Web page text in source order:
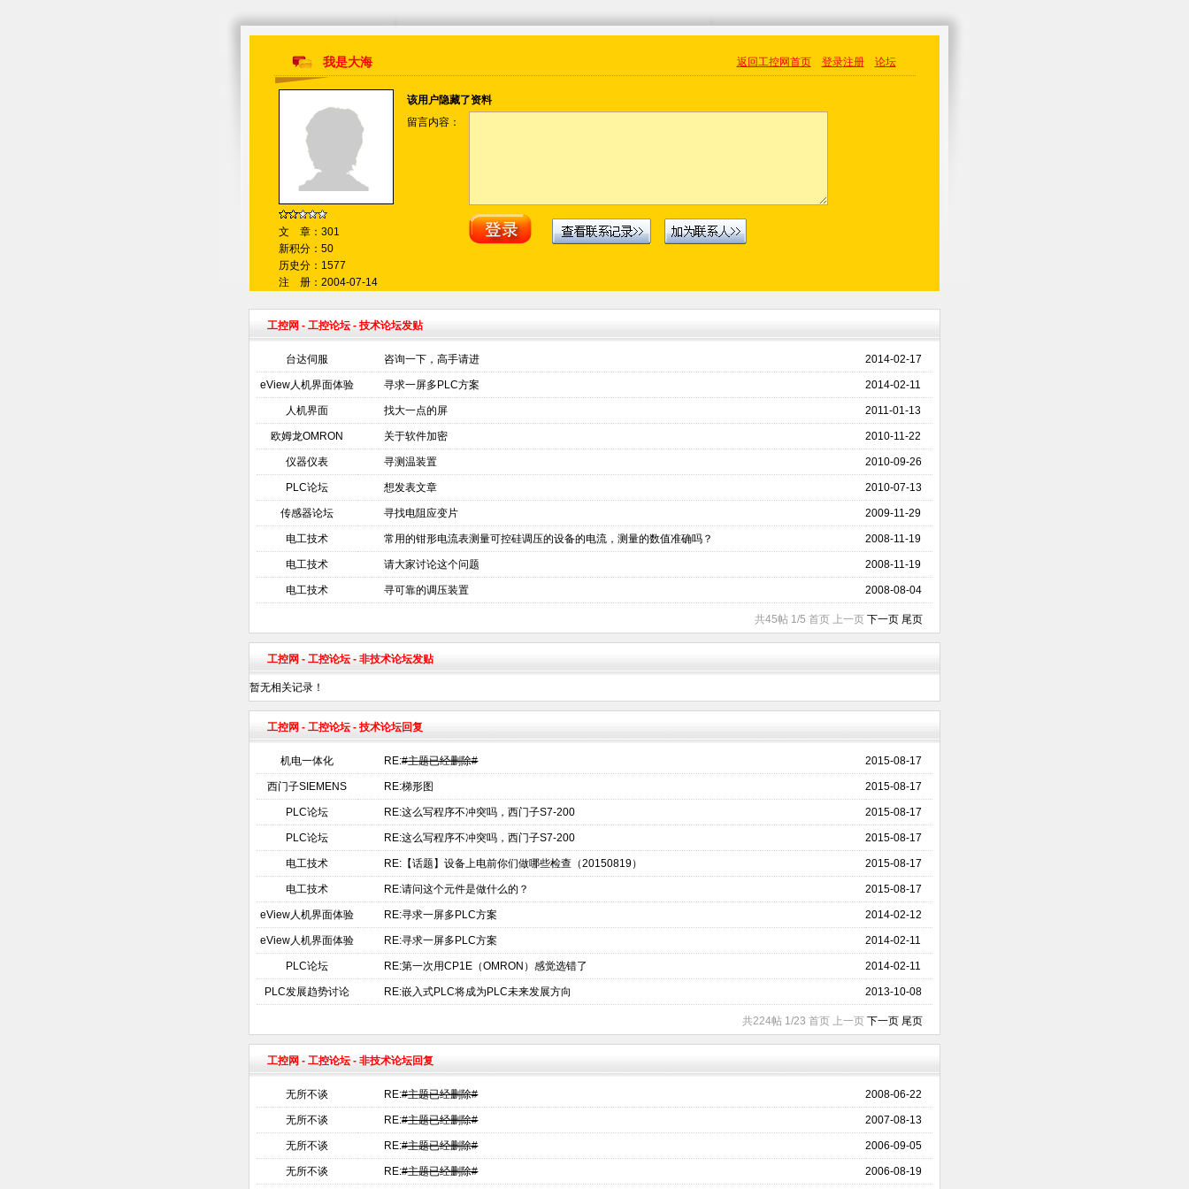
我是大海 返回工控网首页 登录注册 论坛
文 章：301
新积分：50
历史分：1577
注 册：2004-07-14
该用户隐藏了资料
留言内容：
工控网 - 工控论坛- 技术论坛发贴
台达伺服 咨询一下，高手请进 2014-02-17
eView人机界面体验 寻求一屏多PLC方案 2014-02-11
人机界面 找大一点的屏 2011-01-13
欧姆龙OMRON 关于软件加密 2010-11-22
仪器仪表 寻测温装置 2010-09-26
PLC论坛 想发表文章 2010-07-13
传感器论坛 寻找电阻应变片 2009-11-29
电工技术 常用的钳形电流表测量可控硅调压的设备的电流，测量的数值准确吗？ 2008-11-19
电工技术 请大家讨论这个问题 2008-11-19
电工技术 寻可靠的调压装置 2008-08-04
共45帖 1/5 首页 上一页 下一页 尾页
工控网 - 工控论坛- 非技术论坛发贴
暂无相关记录！
工控网 - 工控论坛- 技术论坛回复
机电一体化 RE:#主题已经删除# 2015-08-17
西门子SIEMENS RE:梯形图 2015-08-17
PLC论坛 RE:这么写程序不冲突吗，西门子S7-200 2015-08-17
PLC论坛 RE:这么写程序不冲突吗，西门子S7-200 2015-08-17
电工技术 RE:【话题】设备上电前你们做哪些检查（20150819） 2015-08-17
电工技术 RE:请问这个元件是做什么的？ 2015-08-17
eView人机界面体验 RE:寻求一屏多PLC方案 2014-02-12
eView人机界面体验 RE:寻求一屏多PLC方案 2014-02-11
PLC论坛 RE:第一次用CP1E（OMRON）感觉选错了 2014-02-11
PLC发展趋势讨论 RE:嵌入式PLC将成为PLC未来发展方向 2013-10-08
共224帖 1/23 首页 上一页 下一页 尾页
工控网 - 工控论坛- 非技术论坛回复
无所不谈 RE:#主题已经删除# 2008-06-22
无所不谈 RE:#主题已经删除# 2007-08-13
无所不谈 RE:#主题已经删除# 2006-09-05
无所不谈 RE:#主题已经删除# 2006-08-19